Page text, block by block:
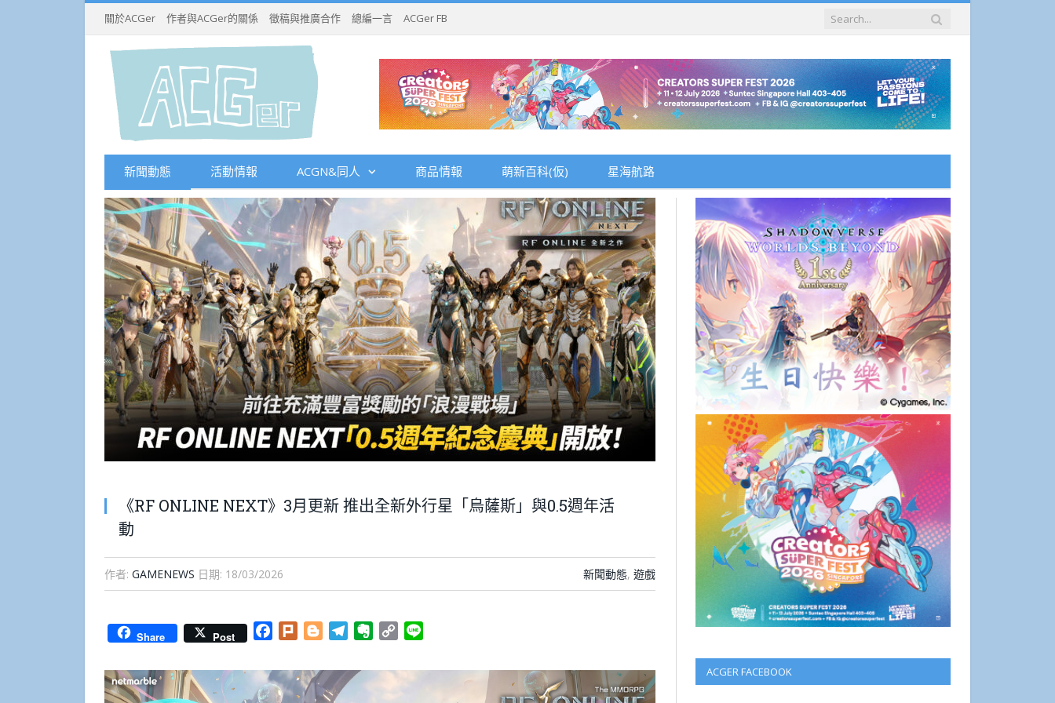
關於ACGer 作者與ACGer的關係 徵稿與推廣合作 總編一言 ACGer FB
新聞動態 活動情報 ACGN&同人 商品情報 萌新百科(仮) 星海航路
《RF ONLINE NEXT》3月更新 推出全新外行星「烏薩斯」與0.5週年活
動
作者: GAMENEWS 日期: 18/03/2026 新聞動態, 遊戲
Share Post Facebook
Plurk BloggerTelegramEvernote
Copy
ACGER FACEBOOK